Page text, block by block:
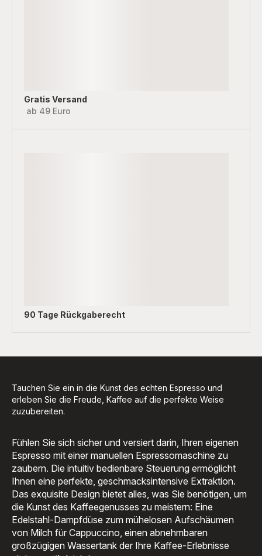
Gratis Versand
ab 49 Euro
90 Tage Rückgaberecht
Tauchen Sie ein in die Kunst des echten Espresso und
erleben Sie die Freude, Kaffee auf die perfekte Weise
zuzubereiten.
Fühlen Sie sich sicher und versiert darin, Ihren eigenen
Espresso mit einer manuellen Espressomaschine zu
zaubern. Die intuitiv bedienbare Steuerung ermöglicht
Ihnen eine perfekte, geschmacksintensive Extraktion.
Das exquisite Design bietet alles, was Sie benötigen, um
die Kunst des Kaffeegenusses zu meistern: Eine
Edelstahl-Dampfdüse zum mühelosen Aufschäumen
von Milch für Cappuccino, einen abnehmbaren
großzügigen Wassertank der Ihre Kaffee-Erlebnisse